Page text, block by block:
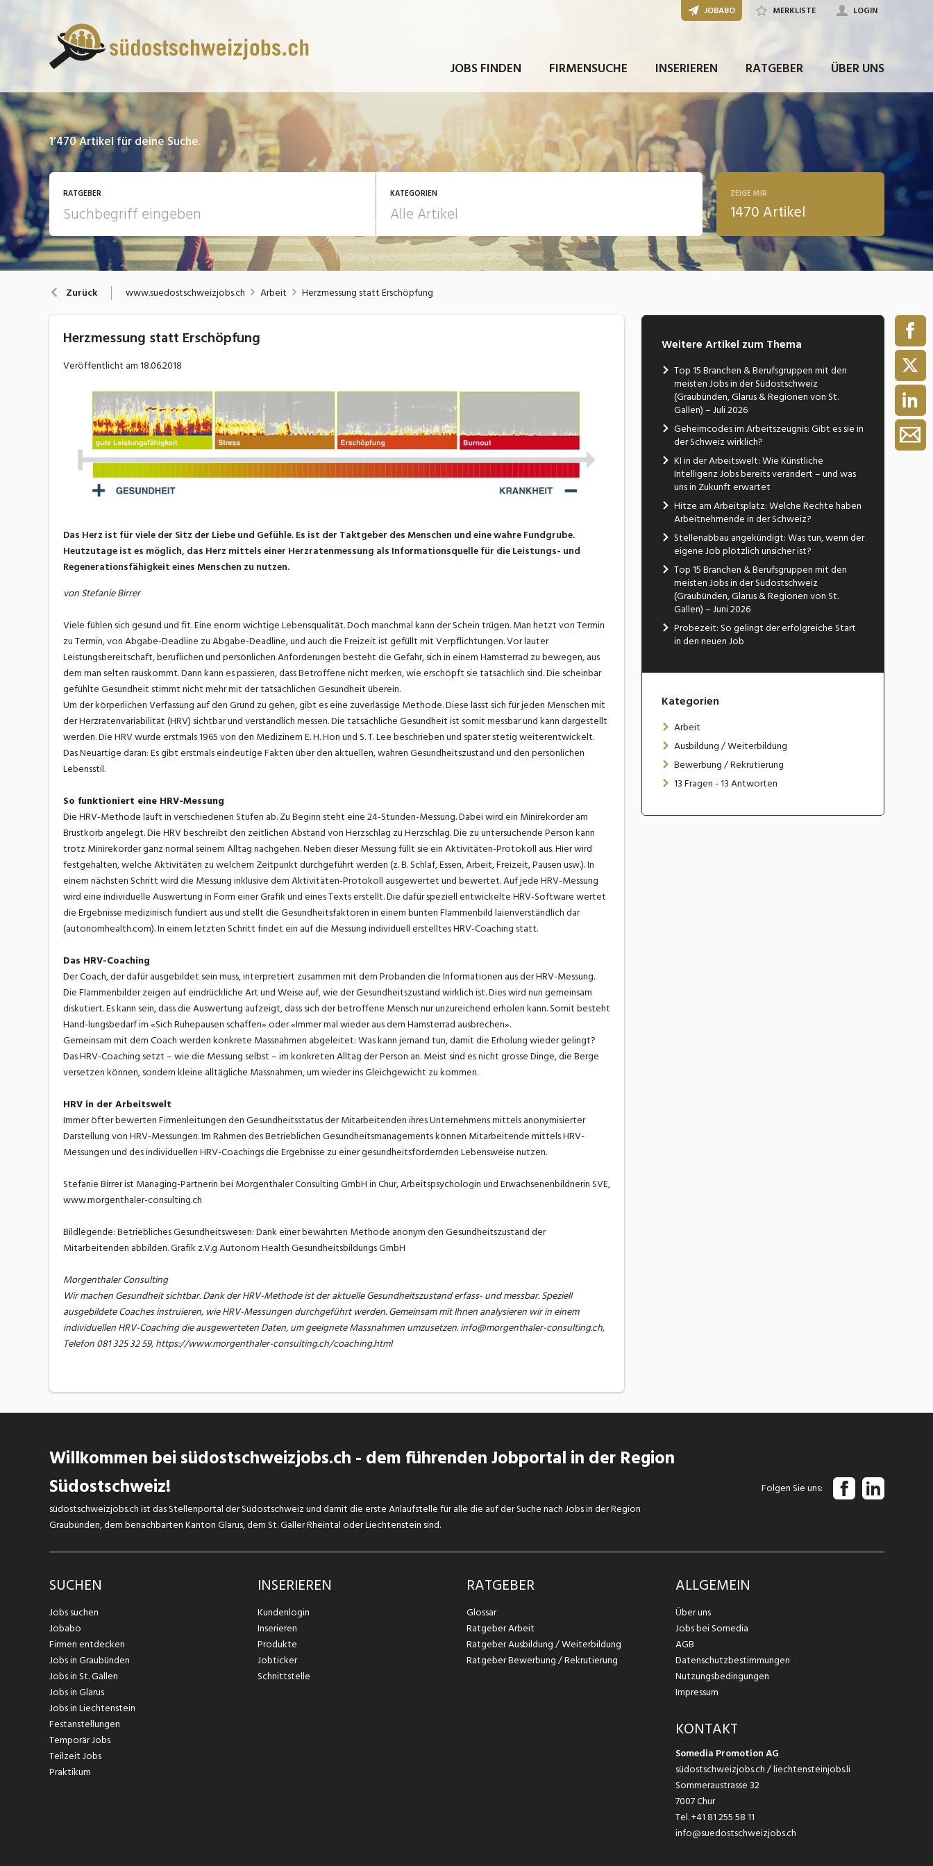
JOBS FINDEN FIRMENSUCHE INSERIEREN RATGEBER ÜBER UNS
JOBABO MERKLISTE LOGIN
1’470Artikel für deine Suche.
RATGEBER KATEGORIEN
13 Fragen - 13 Antworten Arbeit
Ausbildung / Weiterbildung
Bewerbung / Rekrutierung
ZEIGE MIR
1470 Artikel
Zurück www.suedostschweizjobs.ch Arbeit Herzmessung statt Erschöpfung
Herzmessung statt Erschöpfung
Veröffentlicht am18.06.2018
Das Herz ist für viele der Sitz der Liebe und Gefühle. Es ist der Taktgeber des Menschen und eine wahre Fundgrube.
Heutzutage ist es möglich, das Herz mittels einer Herzratenmessung als Informationsquelle für die Leistungs- und
Regenerationsfähigkeit eines Menschen zu nutzen.
von Stefanie Birrer
Viele fühlen sich gesund und fit. Eine enorm wichtige Lebensqualität. Doch manchmal kann der Schein trügen. Man hetzt von Termin
zu Termin, von Abgabe-Deadline zu Abgabe-Deadline, und auch die Freizeit ist gefüllt mit Verpflichtungen. Vor lauter
Leistungsbereitschaft, beruflichen und persönlichen Anforderungen besteht die Gefahr, sich in einem Hamsterrad zu bewegen, aus
dem man selten rauskommt. Dann kann es passieren, dass Betroffene nicht merken, wie erschöpft sie tatsächlich sind. Die scheinbar
gefühlte Gesundheit stimmt nicht mehr mit der tatsächlichen Gesundheit überein.
Um der körperlichen Verfassung auf den Grund zu gehen, gibt es eine zuverlässige Methode. Diese lässt sich für jeden Menschen mit
der Herzratenvariabilität (HRV) sichtbar und verständlich messen. Die tatsächliche Gesundheit ist somit messbar und kann dargestellt
werden. Die HRV wurde erstmals 1965 von den Medizinern E. H. Hon und S. T. Lee beschrieben und später stetig weiterentwickelt.
Das Neuartige daran: Es gibt erstmals eindeutige Fakten über den aktuellen, wahren Gesundheitszustand und den persönlichen
Lebensstil.
So funktioniert eine HRV-Messung
Die HRV-Methode läuft in verschiedenen Stufen ab. Zu Beginn steht eine 24-Stunden-Messung. Dabei wird ein Minirekorder am
Brustkorb angelegt. Die HRV beschreibt den zeitlichen Abstand von Herzschlag zu Herzschlag. Die zu untersuchende Person kann
trotz Minirekorder ganz normal seinem Alltag nachgehen. Neben dieser Messung füllt sie ein Aktivitäten-Protokoll aus. Hier wird
festgehalten, welche Aktivitäten zu welchem Zeitpunkt durchgeführt werden (z. B. Schlaf, Essen, Arbeit, Freizeit, Pausen usw.). In
einem nächsten Schritt wird die Messung inklusive dem Aktivitäten-Protokoll ausgewertet und bewertet. Auf jede HRV-Messung
wird eine individuelle Auswertung in Form einer Grafik und eines Texts erstellt. Die dafür speziell entwickelte HRV-Software wertet
die Ergebnisse medizinisch fundiert aus und stellt die Gesundheitsfaktoren in einem bunten Flammenbild laienverständlich dar
(autonomhealth.com). In einem letzten Schritt findet ein auf die Messung individuell erstelltes HRV-Coaching statt.
Das HRV-Coaching
Der Coach, der dafür ausgebildet sein muss, interpretiert zusammen mit dem Probanden die Informationen aus der HRV-Messung.
Die Flammenbilder zeigen auf eindrückliche Art und Weise auf, wie der Gesundheitszustand wirklich ist. Dies wird nun gemeinsam
diskutiert. Es kann sein, dass die Auswertung aufzeigt, dass sich der betroffene Mensch nur unzureichend erholen kann. Somit besteht
Hand-lungsbedarf im «Sich Ruhepausen schaffen» oder «Immer mal wieder aus dem Hamsterrad ausbrechen».
Gemeinsam mit dem Coach werden konkrete Massnahmen abgeleitet: Was kann jemand tun, damit die Erholung wieder gelingt?
Das HRV-Coaching setzt – wie die Messung selbst – im konkreten Alltag der Person an. Meist sind es nicht grosse Dinge, die Berge
versetzen können, sondern kleine alltägliche Massnahmen, um wieder ins Gleichgewicht zu kommen.
HRV in der Arbeitswelt
Immer öfter bewerten Firmenleitungen den Gesundheitsstatus der Mitarbeitenden ihres Unternehmens mittels anonymisierter
Darstellung von HRV-Messungen. Im Rahmen des Betrieblichen Gesundheitsmanagements können Mitarbeitende mittels HRV-
Messungen und des individuellen HRV-Coachings die Ergebnisse zu einer gesundheitsfördernden Lebensweise nutzen.
Stefanie Birrer ist Managing-Partnerin bei Morgenthaler Consulting GmbH in Chur, Arbeitspsychologin und Erwachsenenbildnerin SVE,
www.morgenthaler-consulting.ch
Bildlegende: Betriebliches Gesundheitswesen: Dank einer bewährten Methode anonym den Gesundheitszustand der
Mitarbeitenden abbilden. Grafik z.V.g Autonom Health Gesundheitsbildungs GmbH
Morgenthaler Consulting
Wir machen Gesundheit sichtbar. Dank der HRV-Methode ist der aktuelle Gesundheitszustand erfass- und messbar. Speziell
ausgebildete Coaches instruieren, wie HRV-Messungen durchgeführt werden. Gemeinsam mit Ihnen analysieren wir in einem
individuellen HRV-Coaching die ausgewerteten Daten, um geeignete Massnahmen umzusetzen. info@morgenthaler-consulting.ch,
Telefon 081 325 32 59, https://www.morgenthaler-consulting.ch/coaching.html
Weitere Artikel zum Thema
Top 15 Branchen & Berufsgruppen mit den
meisten Jobs in der Südostschweiz
(Graubünden, Glarus & Regionen von St.
Gallen) – Juli 2026
Geheimcodes im Arbeitszeugnis: Gibt es sie in
der Schweiz wirklich?
KI in der Arbeitswelt: Wie Künstliche
Intelligenz Jobs bereits verändert – und was
uns in Zukunft erwartet
Hitze am Arbeitsplatz: Welche Rechte haben
Arbeitnehmende in der Schweiz?
Stellenabbau angekündigt: Was tun, wenn der
eigene Job plötzlich unsicher ist?
Top 15 Branchen & Berufsgruppen mit den
meisten Jobs in der Südostschweiz
(Graubünden, Glarus & Regionen von St.
Gallen) – Juni 2026
Probezeit: So gelingt der erfolgreiche Start
in den neuen Job
Kategorien
Arbeit
Ausbildung / Weiterbildung
Bewerbung / Rekrutierung
13 Fragen - 13 Antworten
Willkommen bei südostschweizjobs.ch - dem führenden Jobportal in der Region
Südostschweiz!
südostschweizjobs.ch ist das Stellenportal der Südostschweiz und damit die erste Anlaufstelle für alle die auf der Suche nach Jobs in der Region
Graubünden, dem benachbarten Kanton Glarus, dem St. Galler Rheintal oder Liechtenstein sind.
Folgen Sie uns
SUCHEN
Jobs suchen
Jobabo
Firmen entdecken
Jobs in Graubünden
Jobs in St. Gallen
Jobs in Glarus
Jobs in Liechtenstein
Festanstellungen
Temporär Jobs
Teilzeit Jobs
Praktikum
INSERIEREN
Kundenlogin
Inserieren
Produkte
Jobticker
Schnittstelle
RATGEBER
Glossar
Ratgeber Arbeit
Ratgeber Ausbildung / Weiterbildung
Ratgeber Bewerbung / Rekrutierung
ALLGEMEIN
Über uns
Jobs bei Somedia
AGB
Datenschutzbestimmungen
Nutzungsbedingungen
Impressum
KONTAKT
Somedia Promotion AG
südostschweizjobs.ch / liechtensteinjobs.li
Sommeraustrasse 32
7007 Chur
Tel.+41 81 255 58 11
info@suedostschweizjobs.ch